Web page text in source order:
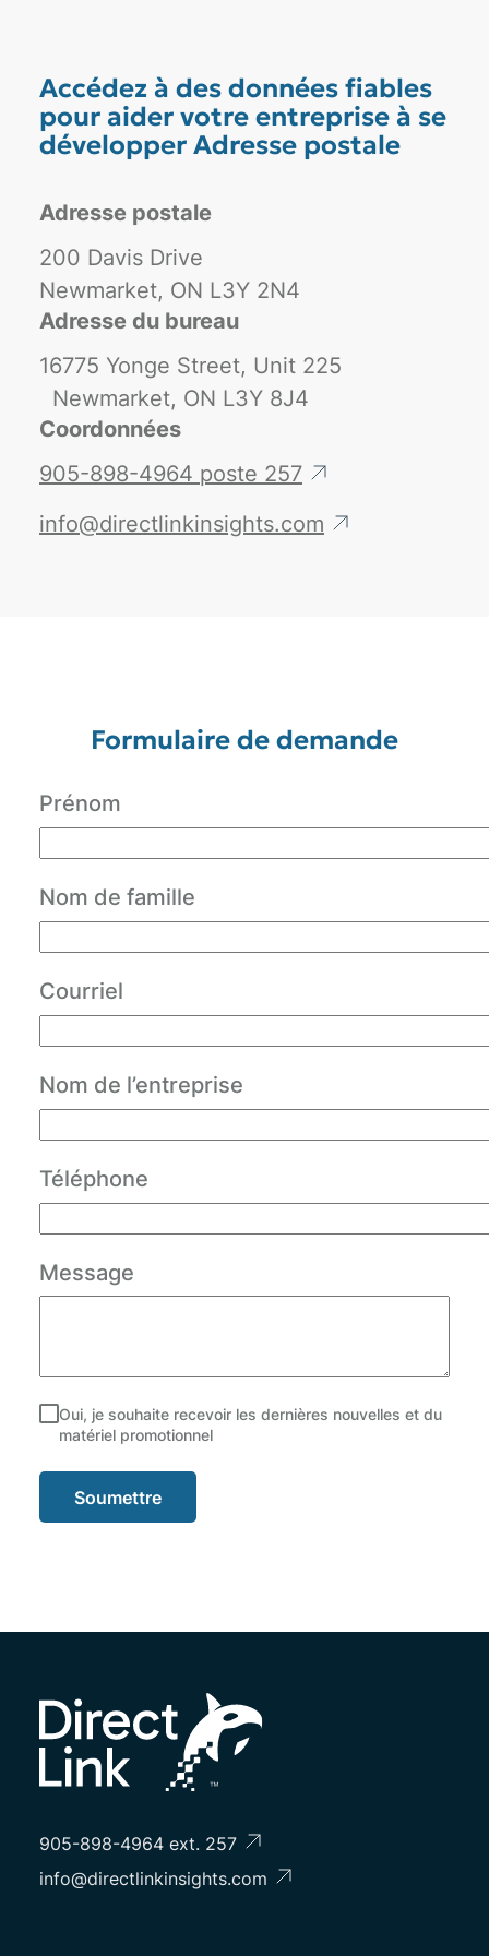
Accédez à des données fiables
pour aider votre entreprise à se
développer Adresse postale
Adresse postale
200 Davis Drive
Newmarket, ON L3Y 2N4
Adresse du bureau
16775 Yonge Street, Unit 225
Newmarket, ON L3Y 8J4
Coordonnées
905-898-4964 poste 257
info@directlinkinsights.com
Formulaire de demande
Prénom
Nom de famille
Courriel
Nom de l’entreprise
Téléphone
Message
Oui, je souhaite recevoir les dernières nouvelles et du
matériel promotionnel
Soumettre
905-898-4964 ext. 257
info@directlinkinsights.com